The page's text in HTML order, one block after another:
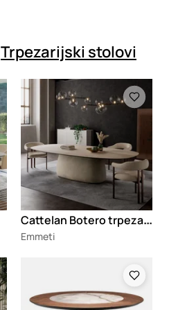
Trpezarijski stolovi
Loading
C
attelan Botero trpezarijski sto
Emmeti